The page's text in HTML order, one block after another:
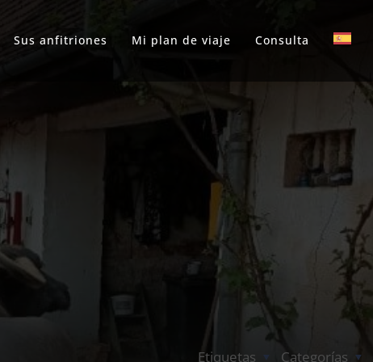
Sus anfitriones Mi plan de viaje Consulta
Categorías
Etiquetas